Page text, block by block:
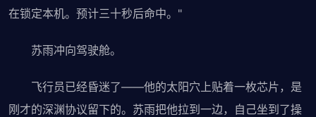
在锁定本机。预计三十秒后命中。"
苏雨冲向驾驶舱。
飞行员已经昏迷了——他的太阳穴上贴着一枚芯片，是
刚才的深渊协议留下的。苏雨把他拉到一边，自己坐到了操